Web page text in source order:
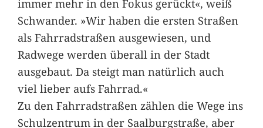
immer mehr in den Fokus gerückt«, weiß
Schwander. »Wir haben die ersten Straßen
als Fahrradstraßen ausgewiesen, und
Radwege werden überall in der Stadt
ausgebaut. Da steigt man natürlich auch
viel lieber aufs Fahrrad.«
Zu den Fahrradstraßen zählen die Wege ins
Schulzentrum in der Saalburgstraße, aber